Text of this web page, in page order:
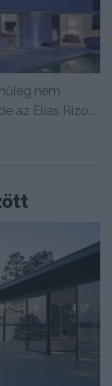
nem
az Elías Rizo...